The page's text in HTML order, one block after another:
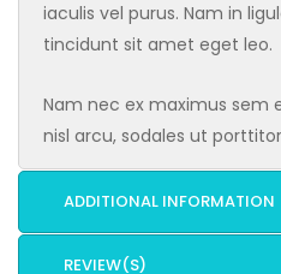
iaculis vel purus. Nam in
tincidunt sit amet eget leo.
Nam nec ex maximus sem
nisl arcu, sodales ut
ADDITIONAL INFORMATION
REVIEW(S)